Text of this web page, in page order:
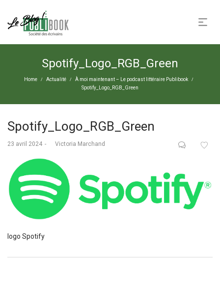
Spotify_Logo_RGB_Green
Home / Actualité / À moi maintenant – Le podcast littéraire Publibook /
Spotify_Logo_RGB_Green
Spotify_Logo_RGB_Green
Posted
23 avril 2024 byVictoria Marchand
logo Spotify